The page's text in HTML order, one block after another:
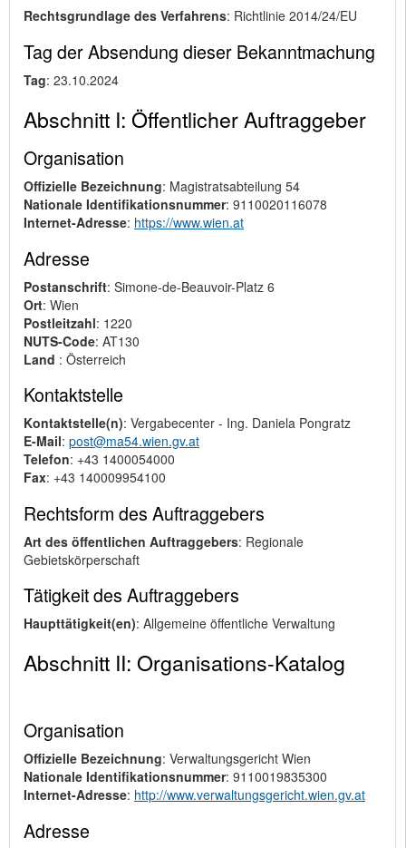
Rechtsgrundlage des Verfahrens: Richtlinie 2014/24/EU
Tag der Absendung dieser Bekanntmachung
Tag: 23.10.2024
Abschnitt I: Öffentlicher Auftraggeber
Organisation
Offizielle Bezeichnung: Magistratsabteilung 54
Nationale Identifikationsnummer: 9110020116078
Internet-Adresse: https://www.wien.at
Adresse
Postanschrift: Simone-de-Beauvoir-Platz 6
Ort: Wien
Postleitzahl: 1220
NUTS-Code: AT130
Land : Österreich
Kontaktstelle
Kontaktstelle(n): Vergabecenter - Ing. Daniela Pongratz
E-Mail: post@ma54.wien.gv.at
Telefon: +43 1400054000
Fax: +43 140009954100
Rechtsform des Auftraggebers
Art des öffentlichen Auftraggebers: Regionale
Gebietskörperschaft
Tätigkeit des Auftraggebers
Haupttätigkeit(en): Allgemeine öffentliche Verwaltung
Abschnitt II: Organisations-Katalog
Organisation
Offizielle Bezeichnung: Verwaltungsgericht Wien
Nationale Identifikationsnummer: 9110019835300
Internet-Adresse: http://www.verwaltungsgericht.wien.gv.at
Adresse